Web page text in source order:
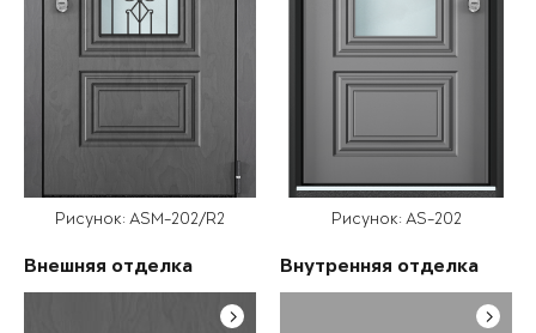
Рисунок: ASM-202/R2
Внешняя отделка
Рисунок: AS-202
Внутренняя отделка